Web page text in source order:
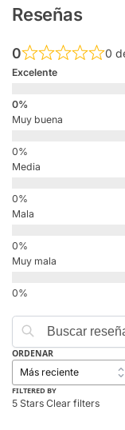
Reseñas
0 0
Excelente
Muy buena
Media
Mala
Muy mala
ORDENAR
FILTERED BY
5 Stars Clear filters